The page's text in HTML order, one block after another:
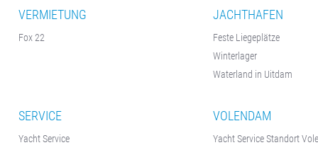
VERMIETUNG
Fox 22
JACHTHAFEN
Feste Liegeplätze
Winterlager
Waterland in Uitdam
SERVICE
Yacht Service
VOLENDAM
Yacht Service Standort